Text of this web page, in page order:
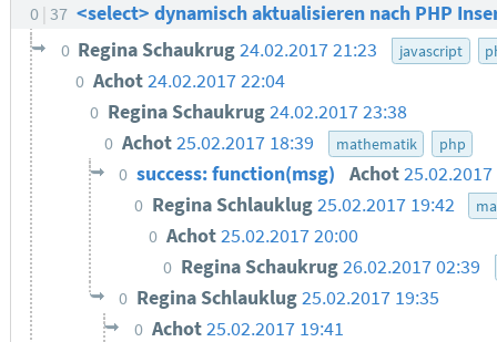
0 37 <select> dynamisch aktualisieren nach PHP
0 Regina Schaukrug24.02.2017 21:23 javascript
0 Achot24.02.2017 22:04
0 Regina Schaukrug24.02.2017 23:38
0 Achot25.02.2017 18:39 mathematik php
0 success: function(msg) Achot
0 Regina Schlauklug25.02.2017 19:42
0 Achot25.02.2017 20:00
0 Regina Schaukrug26.02.2017 02:39
0 Regina Schlauklug25.02.2017 19:35
0 Achot25.02.2017 19:41